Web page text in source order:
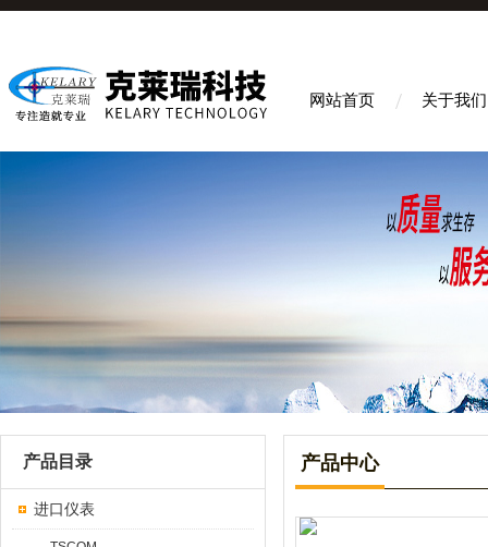
网站首页 关于我们
产品目录
进口仪表
产品中心